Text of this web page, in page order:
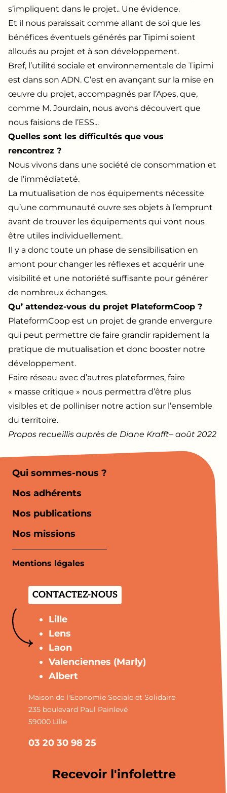
s’impliquent dans le projet.. Une évidence.
Et il nous paraissait comme allant de soi que les
bénéfices éventuels générés par Tipimi soient
alloués au projet et à son développement.
Bref, l’utilité sociale et environnementale de Tipimi
est dans son ADN. C’est en avançant sur la mise en
œuvre du projet, accompagnés par l’Apes, que,
comme M. Jourdain, nous avons découvert que
nous faisions de l’ESS...
Quelles sont les difficultés que vous
rencontrez ?
Nous vivons dans une société de consommation et
de l’immédiateté.
La mutualisation de nos équipements nécessite
qu’une communauté ouvre ses objets à l’emprunt
avant de trouver les équipements qui vont nous
être utiles individuellement.
Il y a donc toute un phase de sensibilisation en
amont pour changer les réflexes et acquérir une
visibilité et une notoriété suffisante pour générer
de nombreux échanges.
Qu’ attendez-vous du projet PlateformCoop ?
PlateformCoop est un projet de grande envergure
qui peut permettre de faire grandir rapidement la
pratique de mutualisation et donc booster notre
développement.
Faire réseau avec d’autres plateformes, faire
« masse critique » nous permettra d’être plus
visibles et de polliniser notre action sur l’ensemble
du territoire.
Propos recueillis auprès de Diane Krafft– août 2022
Qui sommes-nous ?
Nos adhérents
Nos publications
Nos missions
Mentions légales
CONTACTEZ-NOUS
Lille
Lens
Laon
Valenciennes (Marly)
Albert
Maison de l'Economie Sociale et Solidaire
235 boulevard Paul Painlevé
59000 Lille
03 20 30 98 25
Recevoir l'infolettre